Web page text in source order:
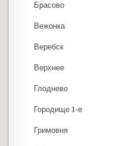
Брасово
Вежонка
Веребск
Верхнее
Глоднево
Городище 1-е
Гримовня